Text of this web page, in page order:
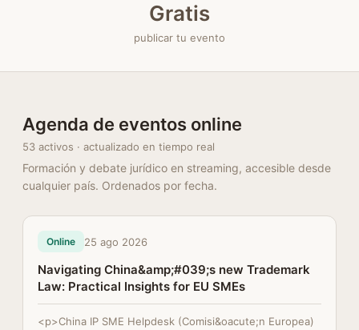
Gratis
publicar tu evento
Agenda de eventos online
53 activos · actualizado en tiempo real
Formación y debate jurídico en streaming, accesible desde
cualquier país. Ordenados por fecha.
Online 25 ago 2026
Navigating China&amp;#039;s new Trademark
Law: Practical Insights for EU SMEs
<p>China IP SME Helpdesk (Comisi&oacute;n Europea)